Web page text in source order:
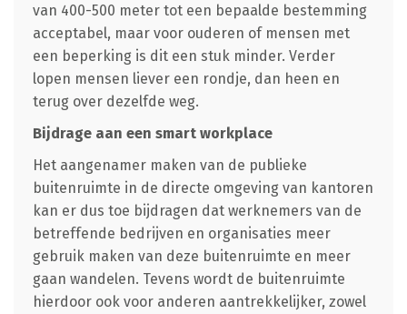
van 400-500 meter tot een bepaalde bestemming
acceptabel, maar voor ouderen of mensen met
een beperking is dit een stuk minder. Verder
lopen mensen liever een rondje, dan heen en
terug over dezelfde weg.
Bijdrage aan een smart workplace
Het aangenamer maken van de publieke
buitenruimte in de directe omgeving van kantoren
kan er dus toe bijdragen dat werknemers van de
betreffende bedrijven en organisaties meer
gebruik maken van deze buitenruimte en meer
gaan wandelen. Tevens wordt de buitenruimte
hierdoor ook voor anderen aantrekkelijker, zowel